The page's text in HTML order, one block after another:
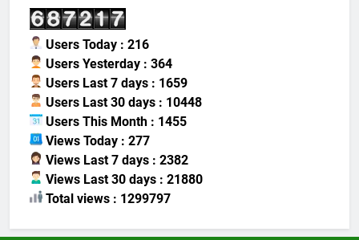
Users Today : 216
Users Yesterday : 364
Users Last 7 days : 1659
Users Last 30 days : 10448
Users This Month : 1455
Views Today : 277
Views Last 7 days : 2382
Views Last 30 days : 21880
Total views : 1299797